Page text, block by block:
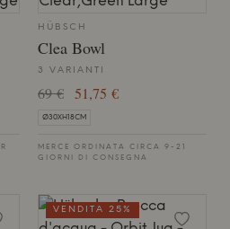
HÜBSCH
Clea Bowl
3 VARIANTI
69 € 51,75 €
Ø30XH18CM
MERCE ORDINATA CIRCA 9-21
GIORNI DI CONSEGNA
VENDITA 25%